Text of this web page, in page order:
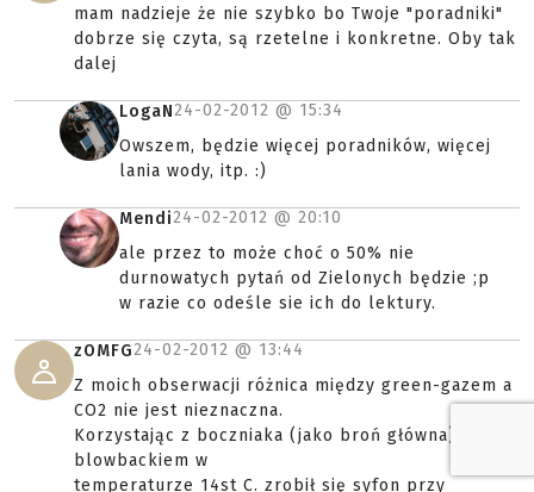
mam nadzieje że nie szybko bo Twoje "poradniki"
dobrze się czyta, są rzetelne i konkretne. Oby tak
dalej
LogaN24-02-2012 @ 15:34
Owszem, będzie więcej poradników, więcej
lania wody, itp. :)
Mendi24-02-2012 @ 20:10
ale przez to może choć o 50% nie
durnowatych pytań od Zielonych będzie ;p
w razie co odeśle sie ich do lektury.
zOMFG24-02-2012 @ 13:44
Z moich obserwacji różnica między green-gazem a
CO2 nie jest nieznaczna.
Korzystając z boczniaka (jako broń główna) KJW z
blowbackiem w
temperaturze 14st C. zrobił się syfon przy